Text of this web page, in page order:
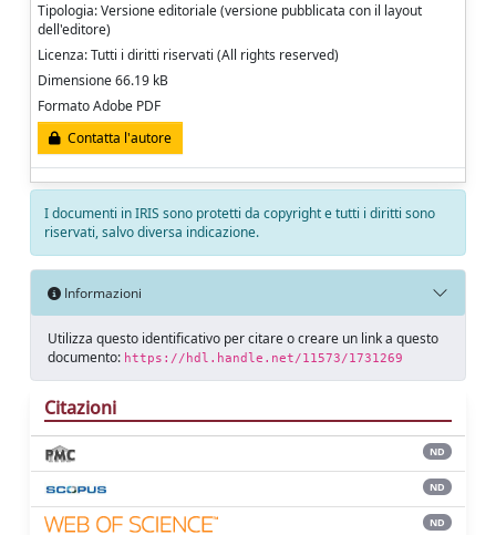
Tipologia: Versione editoriale (versione pubblicata con il layout
dell'editore)
Licenza: Tutti i diritti riservati (All rights reserved)
Dimensione 66.19 kB
Formato Adobe PDF
Contatta l'autore
I documenti in IRIS sono protetti da copyright e tutti i diritti sono
riservati, salvo diversa indicazione.
Informazioni
Utilizza questo identificativo per citare o creare un link a questo
documento: https://hdl.handle.net/11573/1731269
Citazioni
ND
ND
ND